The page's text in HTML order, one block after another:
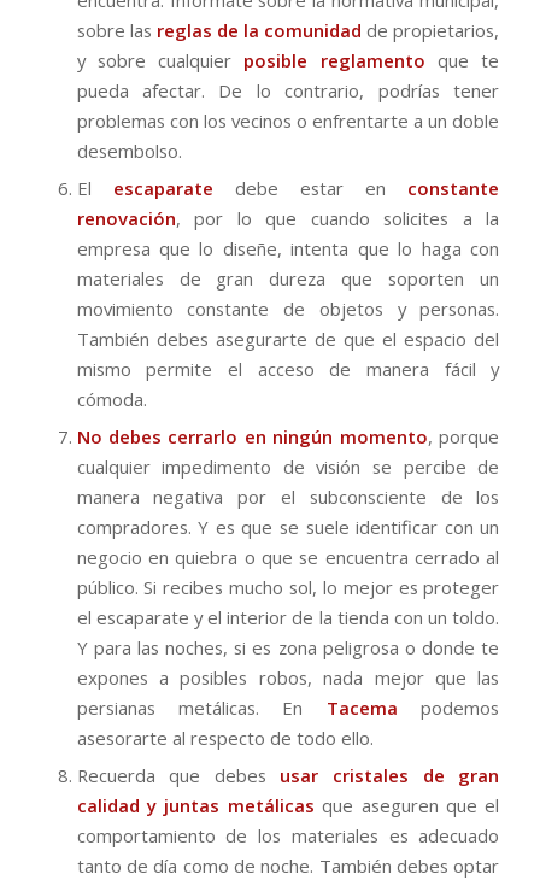
sobre las reglas de la comunidad de propietarios,
y sobre cualquier posible reglamento que te
pueda afectar. De lo contrario, podrías tener
problemas con los vecinos o enfrentarte a un doble
desembolso.
El escaparate debe estar en constante
renovación, por lo que cuando solicites a la
empresa que lo diseñe, intenta que lo haga con
materiales de gran dureza que soporten un
movimiento constante de objetos y personas.
También debes asegurarte de que el espacio del
mismo permite el acceso de manera fácil y
cómoda.
No debes cerrarlo en ningún momento, porque
cualquier impedimento de visión se percibe de
manera negativa por el subconsciente de los
compradores. Y es que se suele identificar con un
negocio en quiebra o que se encuentra cerrado al
público. Si recibes mucho sol, lo mejor es proteger
el escaparate y el interior de la tienda con un toldo.
Y para las noches, si es zona peligrosa o donde te
expones a posibles robos, nada mejor que las
persianas metálicas. En Tacema
podemos
asesorarte al respecto de todo ello.
Recuerda que debes usar cristales de gran
calidad y juntas metálicas que aseguren que el
comportamiento de los materiales es adecuado
tanto de día como de noche. También debes optar